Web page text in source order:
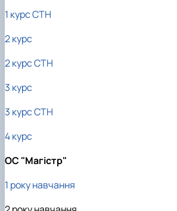
1 курс СТН
2 курс
2 курс СТН
3 курс
3 курс СТН
4 курс
ОС "Магістр"
1 року навчання